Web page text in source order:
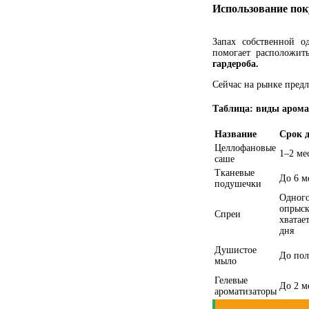
Использование
Запах собственной
помогает
гардероба.
Сейчас на рынке
Таблица: виды
Название
Срок
Целлофановые
саше
1–2
Тканевые
подушечки
До 6
Спреи
дня
Душистое
мыло
До
Гелевые
ароматизаторы
До 2